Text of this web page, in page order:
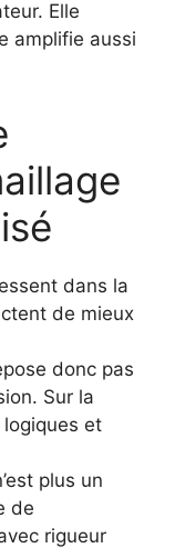
Elle
amplifie aussi
dans la
de mieux
donc pas
Sur la
et
plus un
de
rigueur